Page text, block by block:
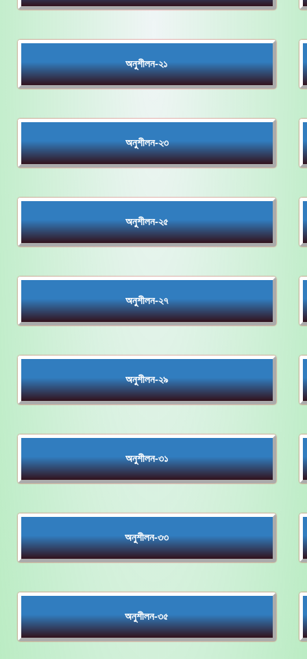
অনুশীলন-২১
অনুশীলন-২৩
অনুশীলন-২৫
অনুশীলন-২৭
অনুশীলন-২৯
অনুশীলন-৩১
অনুশীলন-৩৩
অনুশীলন-৩৫